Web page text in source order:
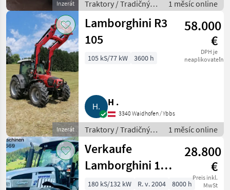
Inzerát
Traktory / Tradičný
traktor
1 měsíc online
Inzerát
Lamborghini R3
105
58.000
€
DPH je
neaplikovateľné
105 kS/77 kW 3600 h
H .
3340 Waidhofen / Ybbs
Traktory / Tradičný
traktor
1 měsíc online
Verkaufe
Lamborghini 180
Champion 180
28.800
€
Preis inkl.
MwSt
180 kS/132 kW R. v. 2004 8000 h